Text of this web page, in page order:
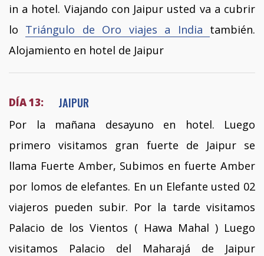
in a hotel. Viajando con Jaipur usted va a cubrir
lo Triángulo de Oro viajes a India también.
Alojamiento en hotel de Jaipur
DÍA 13: JAIPUR
Por la mañana desayuno en hotel. Luego
primero visitamos gran fuerte de Jaipur se
llama Fuerte Amber, Subimos en fuerte Amber
por lomos de elefantes. En un Elefante usted 02
viajeros pueden subir. Por la tarde visitamos
Palacio de los Vientos ( Hawa Mahal ) Luego
visitamos Palacio del Maharajá de Jaipur